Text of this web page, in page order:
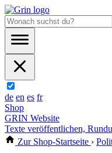
de en es fr
Shop
GRIN Website
Texte veröffentlichen,
Zur Shop-Startseite ›